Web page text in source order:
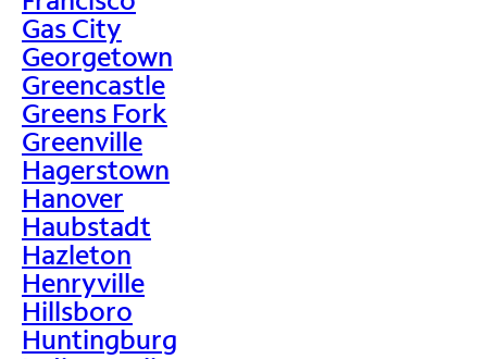
Gas City
Georgetown
Greencastle
Greens Fork
Greenville
Hagerstown
Hanover
Haubstadt
Hazleton
Henryville
Hillsboro
Huntingburg